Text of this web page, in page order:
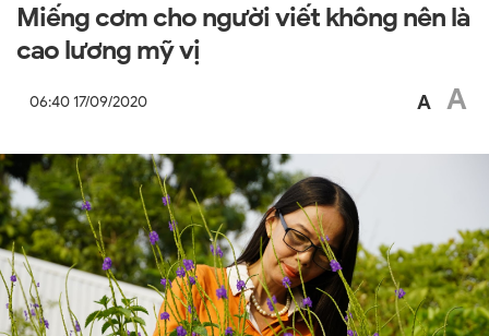
Miếng cơm cho người viết không nên là
cao lương mỹ vị
06:40 17/09/2020 A A